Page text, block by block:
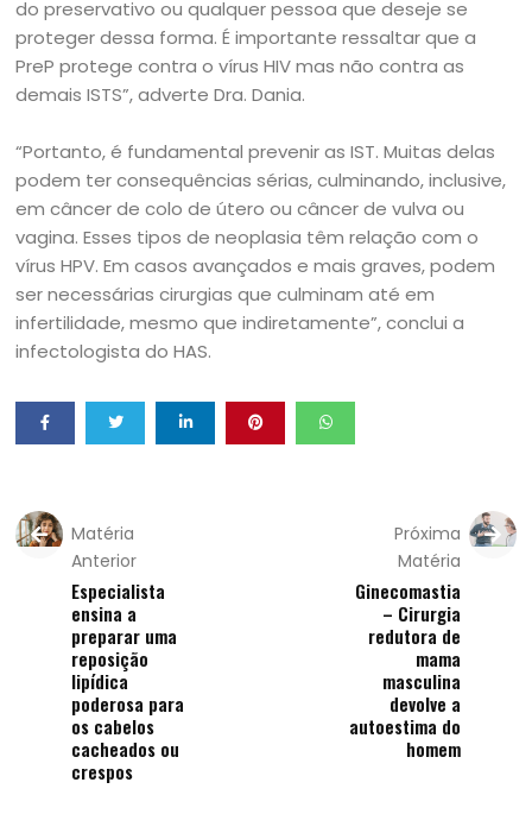
do preservativo ou qualquer pessoa que deseje se
proteger dessa forma. É importante ressaltar que a
PreP protege contra o vírus HIV mas não contra as
demais ISTS”, adverte Dra. Dania.
“Portanto, é fundamental prevenir as IST. Muitas delas
podem ter consequências sérias, culminando, inclusive,
em câncer de colo de útero ou câncer de vulva ou
vagina. Esses tipos de neoplasia têm relação com o
vírus HPV. Em casos avançados e mais graves, podem
ser necessárias cirurgias que culminam até em
infertilidade, mesmo que indiretamente”, conclui a
infectologista do HAS.
Matéria
Anterior
Especialista
ensina a
preparar uma
reposição
lipídica
poderosa para
os cabelos
cacheados ou
crespos
Próxima
Matéria
Ginecomastia
– Cirurgia
redutora de
mama
masculina
devolve a
autoestima do
homem